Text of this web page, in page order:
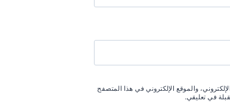
والموقع الإلكتروني في هذا المتصفح
في تعليقي.